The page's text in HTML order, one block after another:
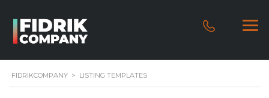
FIDRIKCOMPANY > LISTING TEMPLATES